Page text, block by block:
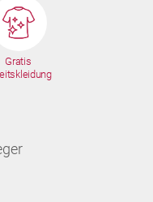
Gratis